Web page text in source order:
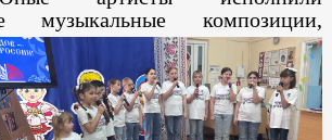
музыкальные композиции,